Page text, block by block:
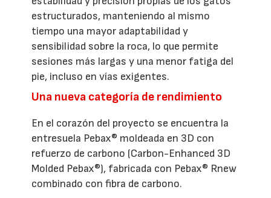
estructurados, manteniendo al mismo
tiempo una mayor adaptabilidad y
sensibilidad sobre la roca, lo que permite
sesiones más largas y una menor fatiga del
pie, incluso en vías exigentes.
Una nueva categoría de rendimiento
En el corazón del proyecto se encuentra la
entresuela Pebax® moldeada en 3D con
refuerzo de carbono (Carbon-Enhanced 3D
Molded Pebax®), fabricada con Pebax® Rnew
combinado con fibra de carbono.